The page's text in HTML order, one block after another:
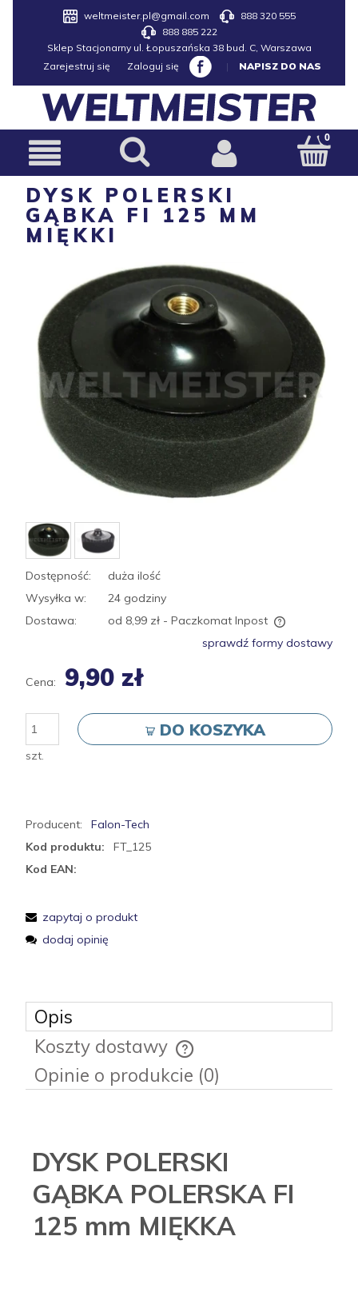
weltmeister.pl@gmail.com
888 320 555
888 885 222
Sklep Stacjonarny ul. Łopuszańska 38 bud. C, Warszawa
Zarejestruj się
Zaloguj się | NAPISZ DO NAS
DYSK POLERSKI
GĄBKA FI 125 MM
MIĘKKI
Dostępność:
duża ilość
Wysyłka w:
24 godziny
Dostawa:
od 8,99 zł - Paczkomat Inpost
sprawdź formy dostawy
Cena: 9,90 zł
szt.
DO KOSZYKA
Producent:
Falon-Tech
Kod produktu:
FT_125
Kod EAN:
zapytaj o produkt
dodaj opinię
Opis
Koszty dostawy
Cena nie zawiera ewentualnych kosztów płatności
Opinie o produkcie (0)
DYSK POLERSKI
GĄBKA POLERSKA FI
125 mm MIĘKKA